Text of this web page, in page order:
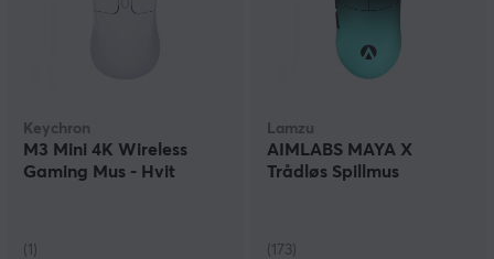
Keychron
M3 Mini 4K Wireless
Gaming Mus - Hvit
(1)
Lamzu
AIMLABS MAYA X
Trådløs Spillmus
(173)